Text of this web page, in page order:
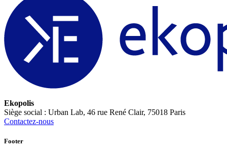
Ekopolis
Siège social : Urban Lab, 46 rue René Clair, 75018 Paris
Contactez-nous
Footer